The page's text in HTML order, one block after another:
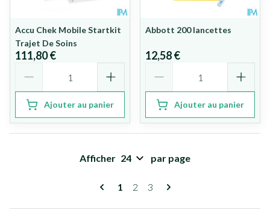
Accu Chek Mobile Startkit
Trajet De Soins
111,80 €
Ajouter au panier
Abbott 200 lancettes
12,58 €
Ajouter au panier
Pages
Vous lisez actuellement la page
1 Page
2 Page
3
Afficher par page